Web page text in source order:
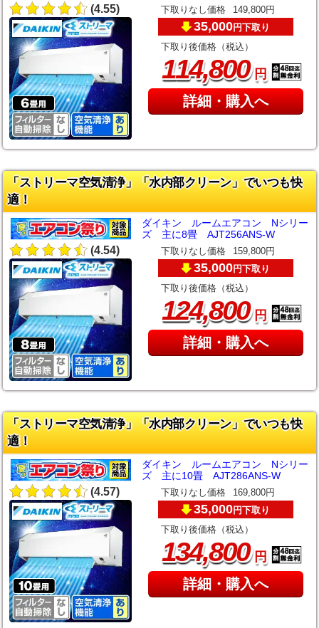
(4.55) 下取りなし価格 149,800円
35,000円下取り
下取り後価格（税込）
114,800円
詳細・購入へ
「ストリーマ空気清浄」「水内部クリーン」でいつも快
適！
(4.54)
ダイキン ルームエアコン Nシリー
ズ 主に8畳 AJT256ANS-W
下取りなし価格 159,800円
35,000円下取り
下取り後価格（税込）
124,800円
詳細・購入へ
「ストリーマ空気清浄」「水内部クリーン」でいつも快
適！
(4.57)
ダイキン ルームエアコン Nシリー
ズ 主に10畳 AJT286ANS-W
下取りなし価格 169,800円
35,000円下取り
下取り後価格（税込）
134,800円
詳細・購入へ